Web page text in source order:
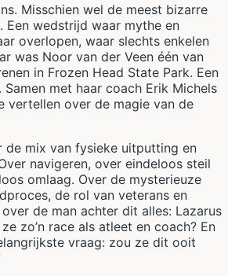
Misschien wel de meest bizarre
Een wedstrijd waar mythe en
overlopen, waar slechts enkelen
was Noor van der Veen één van
in Frozen Head State Park. Een
met haar coach Erik Michels
vertellen over de magie van de
de mix van fysieke uitputting en
navigeren, over eindeloos steil
omlaag. Over de mysterieuze
de rol van veterans en
de man achter dit alles: Lazarus
zo’n race als atleet en coach? En
vraag: zou ze dit ooit